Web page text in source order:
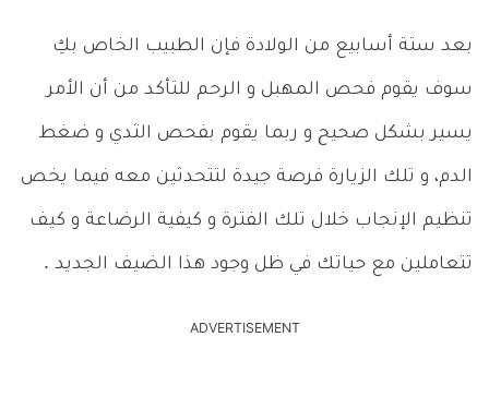
بعد ستة أسابيع من الولادة فإن الطبيب الخاص بكِ
سوف يقوم فحص المهبل و الرحم للتأكد من أن الأمر
يسير بشكل صحيح و ربما يقوم بفحص الثدي و ضغط
الدم، و تلك الزيارة فرصة جيدة لتتحدثين معه فيما يخص
تنظيم الإنجاب خلال تلك الفترة و كيفية الرضاعة و كيف
تتعاملين مع حياتك في ظل وجود هذا الضيف الجديد .
ADVERTISEMENT